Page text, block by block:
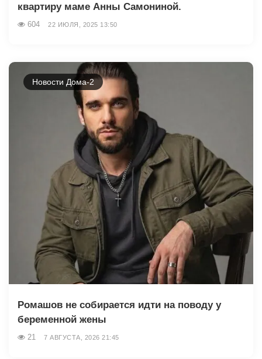
квартиру маме Анны Самониной.
604 22 ИЮЛЯ, 2025 13:50
Новости Дома-2
Ромашов не собирается идти на поводу у
беременной жены
21 7 АВГУСТА, 2026 21:45